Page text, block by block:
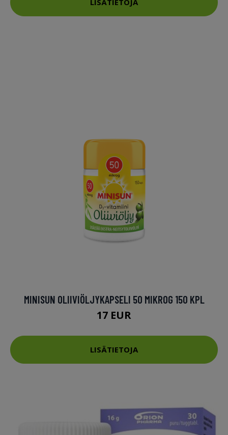
LISÄTIETOJA
MINISUN OLIIVIÖLJYKAPSELI 50 MIKROG 150 KPL
17 EUR
LISÄTIETOJA